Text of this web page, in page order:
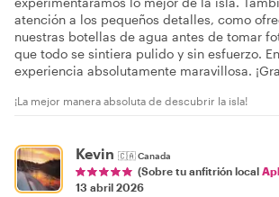
atención a los pequeños detalles, como
nuestras botellas de agua antes de tomar
que todo se sintiera pulido y sin esfuerzo.
experiencia absolutamente maravillosa.
¡La mejor manera absoluta de descubrir la isla!
Kevin 🇨🇦Canada
(Sobre tu anfitrión local
13 abril 2026